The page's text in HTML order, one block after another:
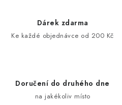
Dárek zdarma
Ke každé objednávce od 200 Kč
Doručení do druhého dne
na jakékoliv místo